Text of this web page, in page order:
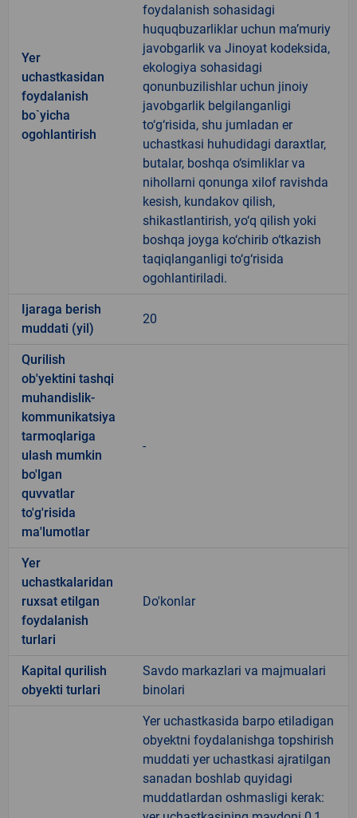
Yer
uchastkasidan
foydalanish
bo`yicha
ogohlantirish
foydalanish sohasidagi
huquqbuzarliklar uchun ma’muriy
javobgarlik va Jinoyat kodeksida,
ekologiya sohasidagi
qonunbuzilishlar uchun jinoiy
javobgarlik belgilanganligi
to‘g‘risida, shu jumladan er
uchastkasi huhudidagi daraxtlar,
butalar, boshqa o‘simliklar va
nihollarni qonunga xilof ravishda
kesish, kundakov qilish,
shikastlantirish, yo‘q qilish yoki
boshqa joyga ko‘chirib o‘tkazish
taqiqlanganligi to‘g‘risida
ogohlantiriladi.
Ijaraga berish
muddati (yil)
20
Qurilish
ob'yektini tashqi
muhandislik-
kommunikatsiya
tarmoqlariga
ulash mumkin
bo'lgan
quvvatlar
to'g'risida
ma'lumotlar
-
Yer
uchastkalaridan
ruxsat etilgan
foydalanish
turlari
Do'konlar
Kapital qurilish
obyekti turlari
Savdo markazlari va majmualari
binolari
Yer uchastkasida barpo etiladigan
obyektni foydalanishga topshirish
muddati yer uchastkasi ajratilgan
sanadan boshlab quyidagi
muddatlardan oshmasligi kerak: